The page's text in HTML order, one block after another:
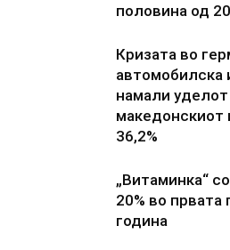
половина од
Кризата во
автомобилска
намали уделот
македонскиот
36,2%
„Витаминка“
20% во
година